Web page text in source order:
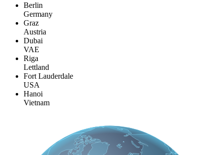
Berlin
Germany
Graz
Austria
Dubai
VAE
Riga
Lettland
Fort Lauderdale
USA
Hanoi
Vietnam